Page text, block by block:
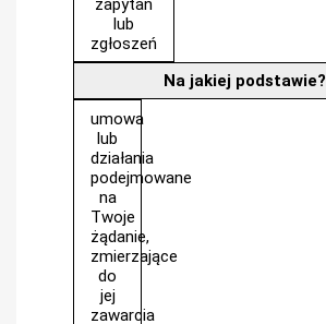
lub
zgłoszeń
Na jakiej podstawie?
umowa
lub
działania
podejmowane
na
Twoje
żądanie,
zmierzające
do
jej
zawarcia